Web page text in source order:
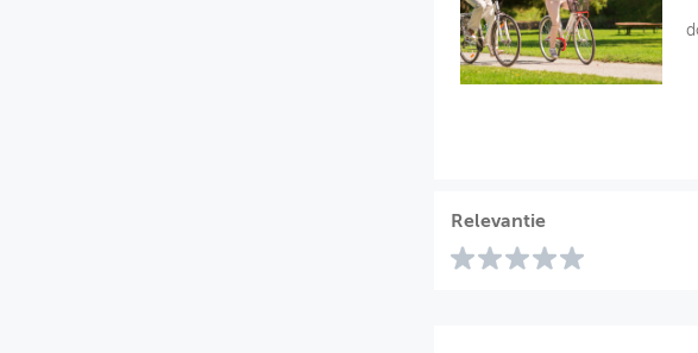
Relevantie